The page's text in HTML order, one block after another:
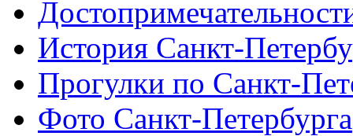
История Санкт-
Прогулки по Санкт-
Фото Санкт-Петербурга